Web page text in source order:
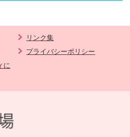
リンク集
プライバシーポリシー
に